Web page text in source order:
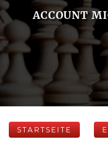
ACCOUNT
STARTSEITE